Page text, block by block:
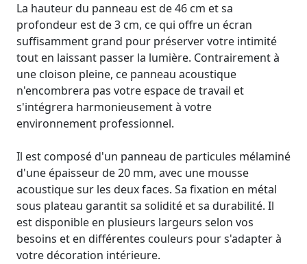
La hauteur du panneau est de 46 cm et sa
profondeur est de 3 cm, ce qui offre un écran
suffisamment grand pour préserver votre intimité
tout en laissant passer la lumière. Contrairement à
une cloison pleine, ce panneau acoustique
n'encombrera pas votre espace de travail et
s'intégrera harmonieusement à votre
environnement professionnel.
Il est composé d'un panneau de particules mélaminé
d'une épaisseur de 20 mm, avec une mousse
acoustique sur les deux faces. Sa fixation en métal
sous plateau garantit sa solidité et sa durabilité. Il
est disponible en plusieurs largeurs selon vos
besoins et en différentes couleurs pour s'adapter à
votre décoration intérieure.